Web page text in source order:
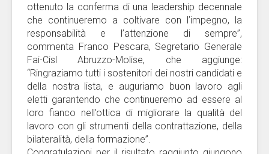
ottenuto la conferma di una leadership decennale
che continueremo a coltivare con l’impegno, la
responsabilità e l’attenzione di sempre”,
commenta Franco Pescara, Segretario Generale
Fai-Cisl Abruzzo-Molise, che aggiunge:
“Ringraziamo tutti i sostenitori dei nostri candidati e
della nostra lista, e auguriamo buon lavoro agli
eletti garantendo che continueremo ad essere al
loro fianco nell’ottica di migliorare la qualità del
lavoro con gli strumenti della contrattazione, della
bilateralità, della formazione”.